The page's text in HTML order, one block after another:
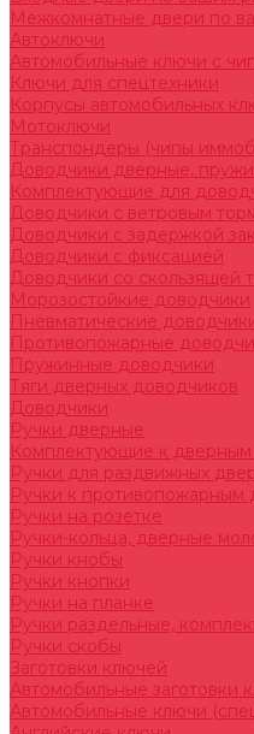
Межкомнатные двери по
Автоключи
Автомобильные ключи с
Ключи для спецтехники
Корпусы автомобильных
Мотоключи
Транспондеры (чипы
Доводчики дверные,
Комплектующие для
Доводчики с ветровым
Доводчики с задержкой
Доводчики с фиксацией
Доводчики со скользящей
Морозостойкие доводчики
Пневматические
Противопожарные
Пружинные доводчики
Тяги дверных доводчиков
Доводчики
Ручки дверные
Комплектующие к дверным
Ручки для раздвижных
Ручки к противопожарным
Ручки на розетке
Ручки-кольца, дверные
Ручки кнобы
Ручки кнопки
Ручки на планке
Ручки раздельные,
Ручки скобы
Заготовки ключей
Автомобильные заготовки
Автомобильные ключи